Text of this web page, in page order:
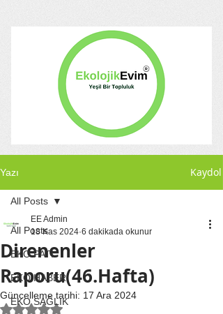
Yazı Kaydol
All Posts
EKO PATİ
EKO HABER
EKO SAĞLIK
All Posts
Direnenler
Raporu(46.Hafta)
EE Admin
18 Kas 2024 6 dakikada okunur
Güncelleme tarihi: 17 Ara 2024
5 üzerinden NaN yıldız